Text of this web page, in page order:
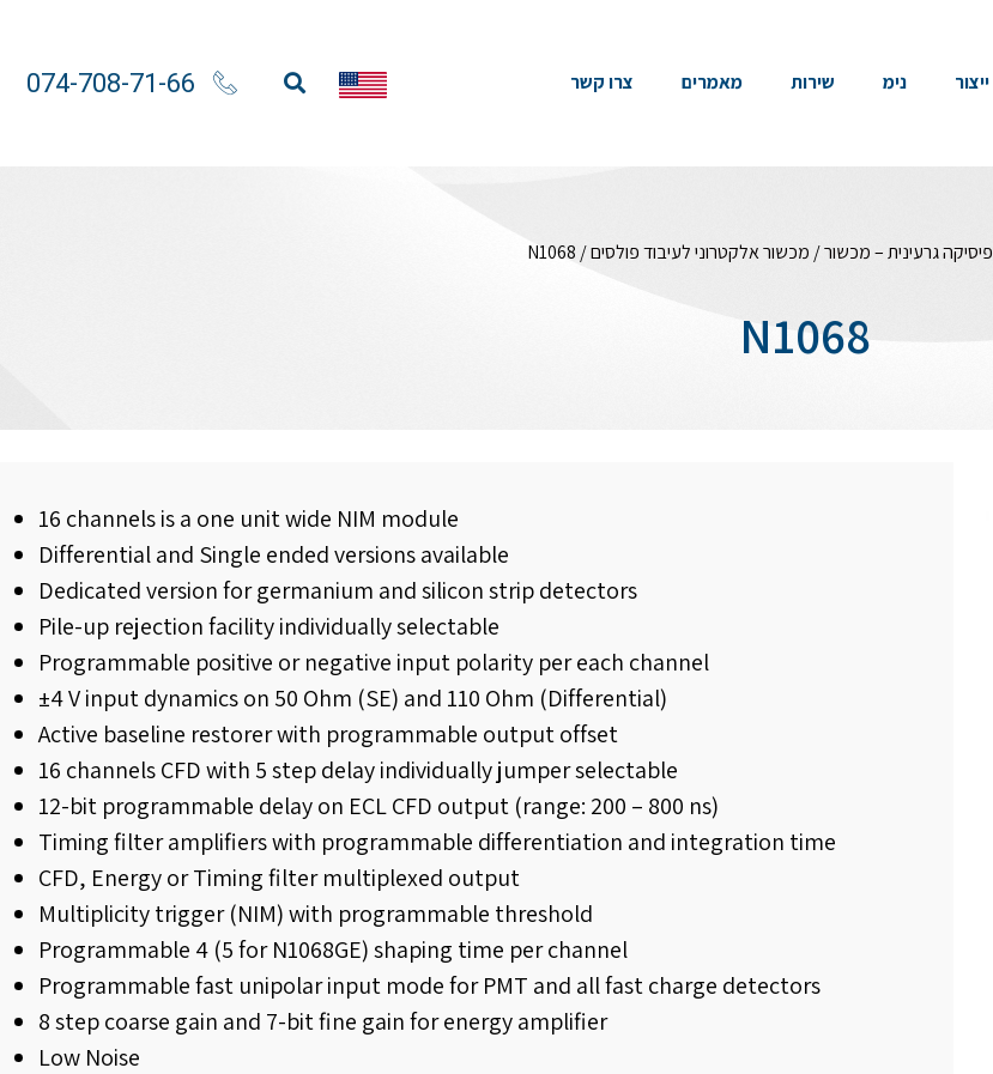
ייצור נימ שירות מאמרים צרו קשר 074-708-71-66
פיסיקה גרעינית – מכשור/ מכשור אלקטרוני לעיבוד פולסים/ N1068
N1068
16 channels is a one unit wide NIM module
Differential and Single ended versions available
Dedicated version for germanium and silicon strip detectors
Pile-up rejection facility individually selectable
Programmable positive or negative input polarity per each channel
±4 V input dynamics on 50 Ohm (SE) and 110 Ohm (Differential)
Active baseline restorer with programmable output offset
16 channels CFD with 5 step delay individually jumper selectable
12-bit programmable delay on ECL CFD output (range: 200 – 800 ns)
Timing filter amplifiers with programmable differentiation and integration time
CFD, Energy or Timing filter multiplexed output
Multiplicity trigger (NIM) with programmable threshold
Programmable 4 (5 for N1068GE) shaping time per channel
Programmable fast unipolar input mode for PMT and all fast charge detectors
8 step coarse gain and 7-bit fine gain for energy amplifier
Low Noise